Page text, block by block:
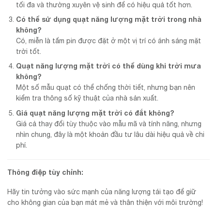
tối đa và thường xuyên vệ sinh để có hiệu quả tốt hơn.
Có thể sử dụng quạt năng lượng mặt trời trong nhà
không?
Có, miễn là tấm pin được đặt ở một vị trí có ánh sáng mặt
trời tốt.
Quạt năng lượng mặt trời có thể dùng khi trời mưa
không?
Một số mẫu quạt có thể chống thời tiết, nhưng bạn nên
kiểm tra thông số kỹ thuật của nhà sản xuất.
Giá quạt năng lượng mặt trời có đắt không?
Giá cả thay đổi tùy thuộc vào mẫu mã và tính năng, nhưng
nhìn chung, đây là một khoản đầu tư lâu dài hiệu quả về chi
phí.
Thông điệp tùy chỉnh:
Hãy tin tưởng vào sức mạnh của năng lượng tái tạo để giữ
cho không gian của bạn mát mẻ và thân thiện với môi trường!